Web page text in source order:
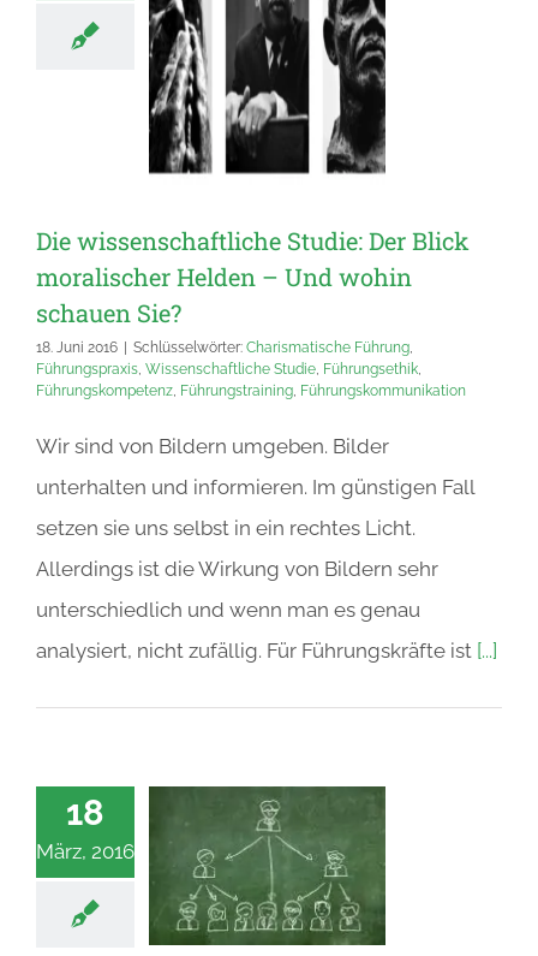
Die wissenschaftliche Studie: Der Blick
moralischer Helden – Und wohin
schauen Sie?
18. Juni 2016 Schlüsselwörter: Charismatische Führung,
Führungspraxis, Wissenschaftliche Studie, Führungsethik,
Führungskompetenz, Führungstraining, Führungskommunikation
Wir sind von Bildern umgeben. Bilder
unterhalten und informieren. Im günstigen Fall
setzen sie uns selbst in ein rechtes Licht.
Allerdings ist die Wirkung von Bildern sehr
unterschiedlich und wenn man es genau
analysiert, nicht zufällig. Für Führungskräfte ist [...]
18
März, 2016